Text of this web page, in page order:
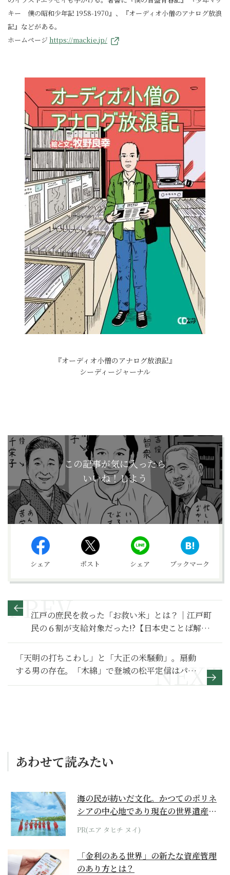
キー 僕の昭和少年記 1958-1970』、『オーディオ小僧のアナログ放浪
記』などがある。
ホームページ https://mackie.jp/
『オーディオ小僧のアナログ放浪記』
シーディージャーナル
この記事が気に入ったら
いいね！しよう
シェア ポスト シェア ブックマーク
江戸の庶民を救った「お救い米」とは？｜江戸町
民の６割が支給対象だった!?【日本史ことば解
説】
「天明の打ちこわし」と「大正の米騒動」。扇動
する男の存在。「木綿」で登城の松平定信はパフ
ォーマンス？【べらぼう～蔦重栄華乃夢噺～満喫
あわせて読みたい
海の民が紡いだ文化。かつてのポリネ
シアの中心地であり現在の世界遺産か
らみえてくる...
PR(エア タヒチ ヌイ)
「金利のある世界」の新たな資産管理
のあり方とは？